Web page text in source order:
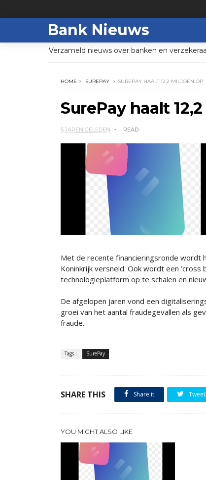
Bank Nieuws
Verzameld nieuws over banken en
HOME SUREPAY SUREPAY HAALT 12,2 MILJOEN OP
SurePay haalt
5 JAREN GELEDEN READ
Met de recente financieringsronde wordt
Koninkrijk versneld. Ook wordt een
technologieplatform op te schalen en
De afgelopen jaren vond een
groei van het aantal fraudegevallen als
fraude.
Tags : SurePay
SHARE THIS Share it Tweet
YOU MIGHT ALSO LIKE